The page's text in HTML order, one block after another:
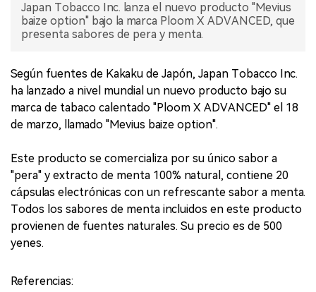
Japan Tobacco Inc. lanza el nuevo producto "Mevius
baize option" bajo la marca Ploom X ADVANCED, que
presenta sabores de pera y menta.
Según fuentes de Kakaku de Japón, Japan Tobacco Inc.
ha lanzado a nivel mundial un nuevo producto bajo su
marca de tabaco calentado "Ploom X ADVANCED" el 18
de marzo, llamado "Mevius baize option".
Este producto se comercializa por su único sabor a
"pera" y extracto de menta 100% natural, contiene 20
cápsulas electrónicas con un refrescante sabor a menta.
Todos los sabores de menta incluidos en este producto
provienen de fuentes naturales. Su precio es de 500
yenes.
Referencias: